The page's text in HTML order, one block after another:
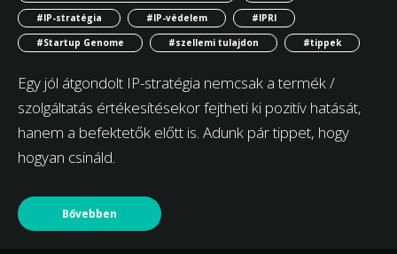
#IP-stratégia
#IP-védelem
#IPRI
#Startup Genome
#szellemi tulajdon #tippek
Egy jól átgondolt IP-stratégia nemcsak a termék /
szolgáltatás értékesítésekor fejtheti ki pozitív hatását,
hanem a befektetők előtt is. Adunk pár tippet, hogy
hogyan csináld.
Bővebben